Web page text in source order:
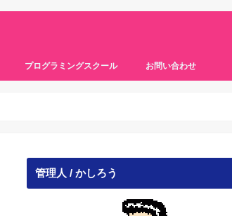
プログラミングスクール お問い合わせ
管理人 / かしろう